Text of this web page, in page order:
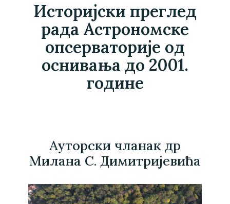
Историјски преглед
рада Астрономске
опсерваторије од
оснивања до 2001.
године
Ауторски чланак др
Милана С. Димитријевића